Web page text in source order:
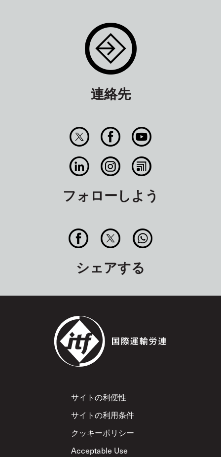
連絡先
フォローしよう
シェアする
Footer
サイトの利便性
サイトの利用条件
クッキーポリシー
Acceptable Use